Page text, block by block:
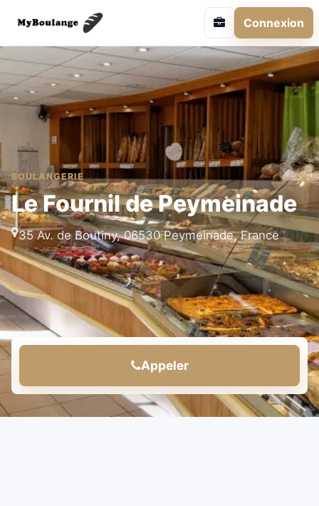
Connexion
BOULANGERIE
Le Fournil de Peymeinade
35 Av. de Boutiny, 06530 Peymeinade, France
Appeler